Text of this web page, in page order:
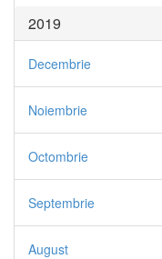
2019
Decembrie
Noiembrie
Octombrie
Septembrie
August